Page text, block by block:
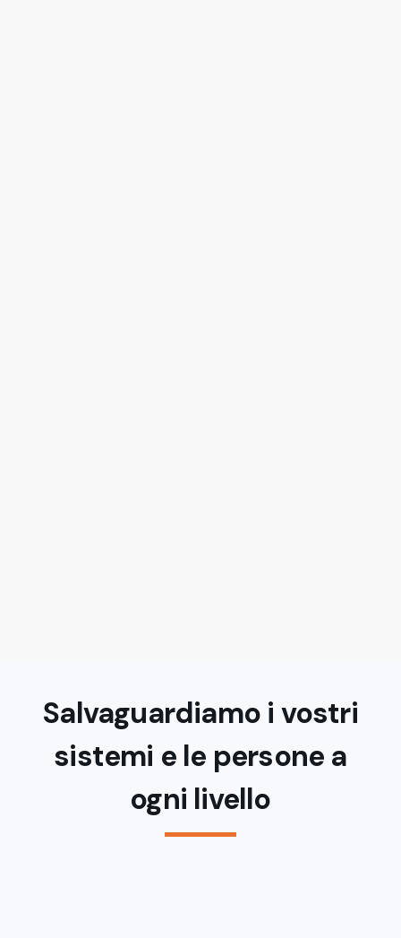
Salvaguardiamo i vostri
sistemi e le persone a
ogni livello